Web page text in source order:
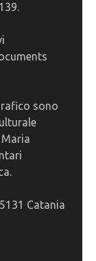
sono
Catania